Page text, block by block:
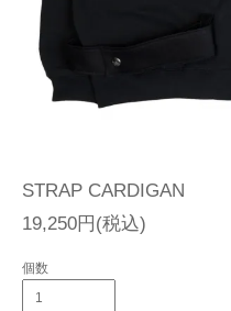
STRAP CARDIGAN
19,250円(税込)
個数